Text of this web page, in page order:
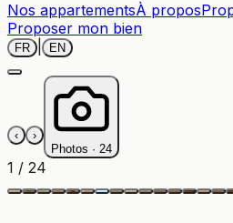
Nos appartementsÀ propos
Proposer mon bien
FR EN
‹
›
Photos · 24
1 / 24